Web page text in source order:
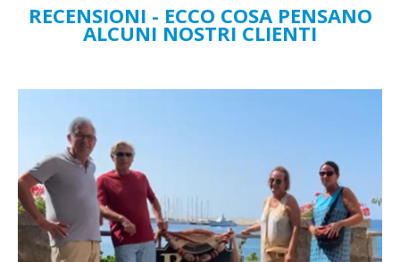
RECENSIONI - ECCO COSA PENSANO
ALCUNI NOSTRI CLIENTI